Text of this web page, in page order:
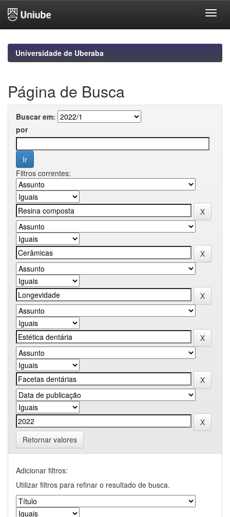
navigationUniversidade de Uberaba
Página de Busca
Buscar em:
por
Filtros correntes:
Retornar valores
Adicionar filtros:
Utilizar filtros para refinar o resultado de busca.